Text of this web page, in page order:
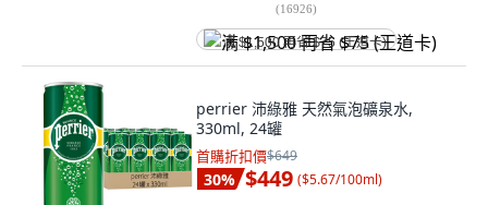
(16926)
满 $1,500 再省 $75 (王道卡)
perrier 沛綠雅 天然氣泡礦泉水,
330ml, 24罐
首購折扣價$649
30% $449 ($5.67/100ml)